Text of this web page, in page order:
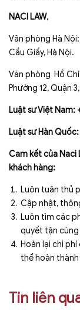
NACI LAW,
Văn phòng Hà
Cầu Giấy, Hà Nội.
Văn phòng Hồ Chí
Phường 12, Quận
Luật sư Việt Nam:
Luật sư Hàn
Cam kết của Naci
khách hàng:
Luôn tuân thủ
Cập nhật,
Luôn tìm các
quyết tận cùng
Hoàn lại chi
thể hoàn
Tin liên